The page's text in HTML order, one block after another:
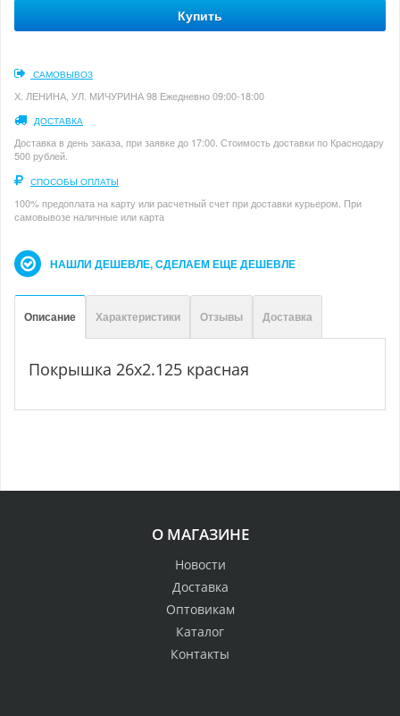
Купить
САМОВЫВОЗ
Х. ЛЕНИНА, УЛ. МИЧУРИНА 98 Ежедневно 09:00-18:00
ДОСТАВКА
Доставка в день заказа, при заявке до 17:00. Стоимость доставки по Краснодару
500 рублей.
СПОСОБЫ ОПЛАТЫ
100% предоплата на карту или расчетный счет при доставки курьером. При
самовывозе наличные или карта
НАШЛИ ДЕШЕВЛЕ, СДЕЛАЕМ ЕЩЕ ДЕШЕВЛЕ
Описание Характеристики Отзывы Доставка
Покрышка 26х2.125 красная
О МАГАЗИНЕ
Новости
Доставка
Оптовикам
Каталог
Контакты